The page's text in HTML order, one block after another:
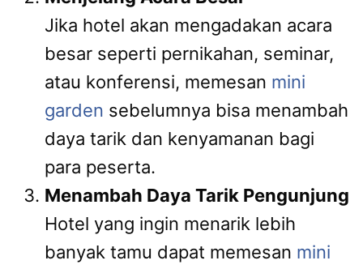
Jika hotel akan mengadakan acara
besar seperti pernikahan, seminar,
atau konferensi, memesan mini
garden sebelumnya bisa menambah
daya tarik dan kenyamanan bagi
para peserta.
Menambah Daya Tarik Pengunjung
Hotel yang ingin menarik lebih
banyak tamu dapat memesan mini